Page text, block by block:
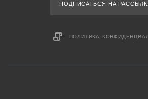
ПОДПИСАТЬСЯ НА
ПОЛИТИКА